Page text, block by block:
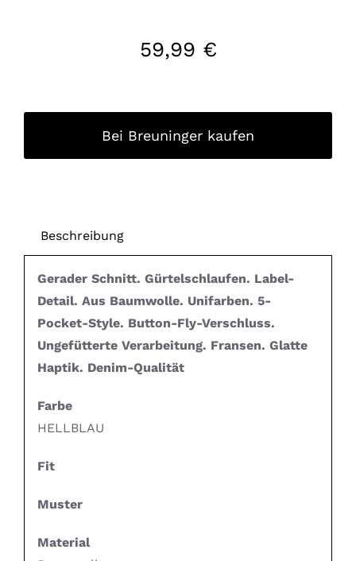
59,99 €
Bei Breuninger kaufen
Beschreibung
Gerader Schnitt. Gürtelschlaufen. Label-
Detail. Aus Baumwolle. Unifarben. 5-
Pocket-Style. Button-Fly-Verschluss.
Ungefütterte Verarbeitung. Fransen. Glatte
Haptik. Denim-Qualität
Farbe
HELLBLAU
Fit
Muster
Material